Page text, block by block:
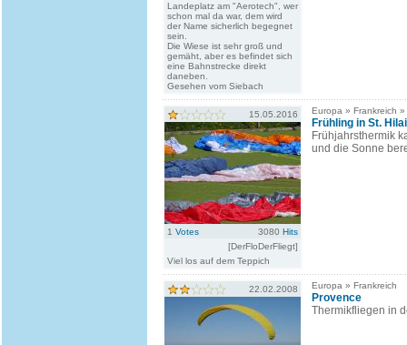
Landeplatz am "Aerotech", wer
schon mal da war, dem wird
der Name sicherlich begegnet
sein.
Die Wiese ist sehr groß und
gemäht, aber es befindet sich
eine Bahnstrecke direkt
daneben.
Gesehen vom Siebach
15.05.2016
1 Votes 3080 Hits
[DerFloDerFliegt]
Viel los auf dem Teppich
Europa » Frankreich
Frühling in St.
Frühjahrsthermik
und die Sonne
22.02.2008 Europa » Frankreich
Provence
Thermikfliegen in